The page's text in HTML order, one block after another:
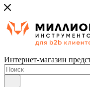
Интернет-магазин